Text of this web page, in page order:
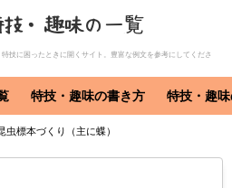
・趣味の一覧
技に困ったときに開くサイト。豊富な例文を参考にしてくださ
特技・趣味の書き方
特技
趣味
資格・免許
特技・趣
虫標本づくり（主に蝶）